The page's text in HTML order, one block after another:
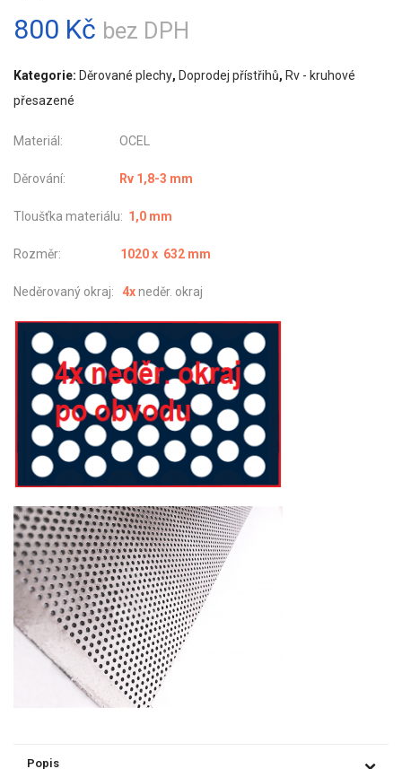
800 Kč bez DPH
Kategorie: Děrované plechy, Doprodej přístřihů, Rv - kruhové
přesazené
Materiál: OCEL
Děrování: Rv 1,8-3 mm
Tloušťka materiálu: 1,0 mm
Rozměr: 1020 x 632 mm
Neděrovaný okraj: 4xneděr. okraj
Popis